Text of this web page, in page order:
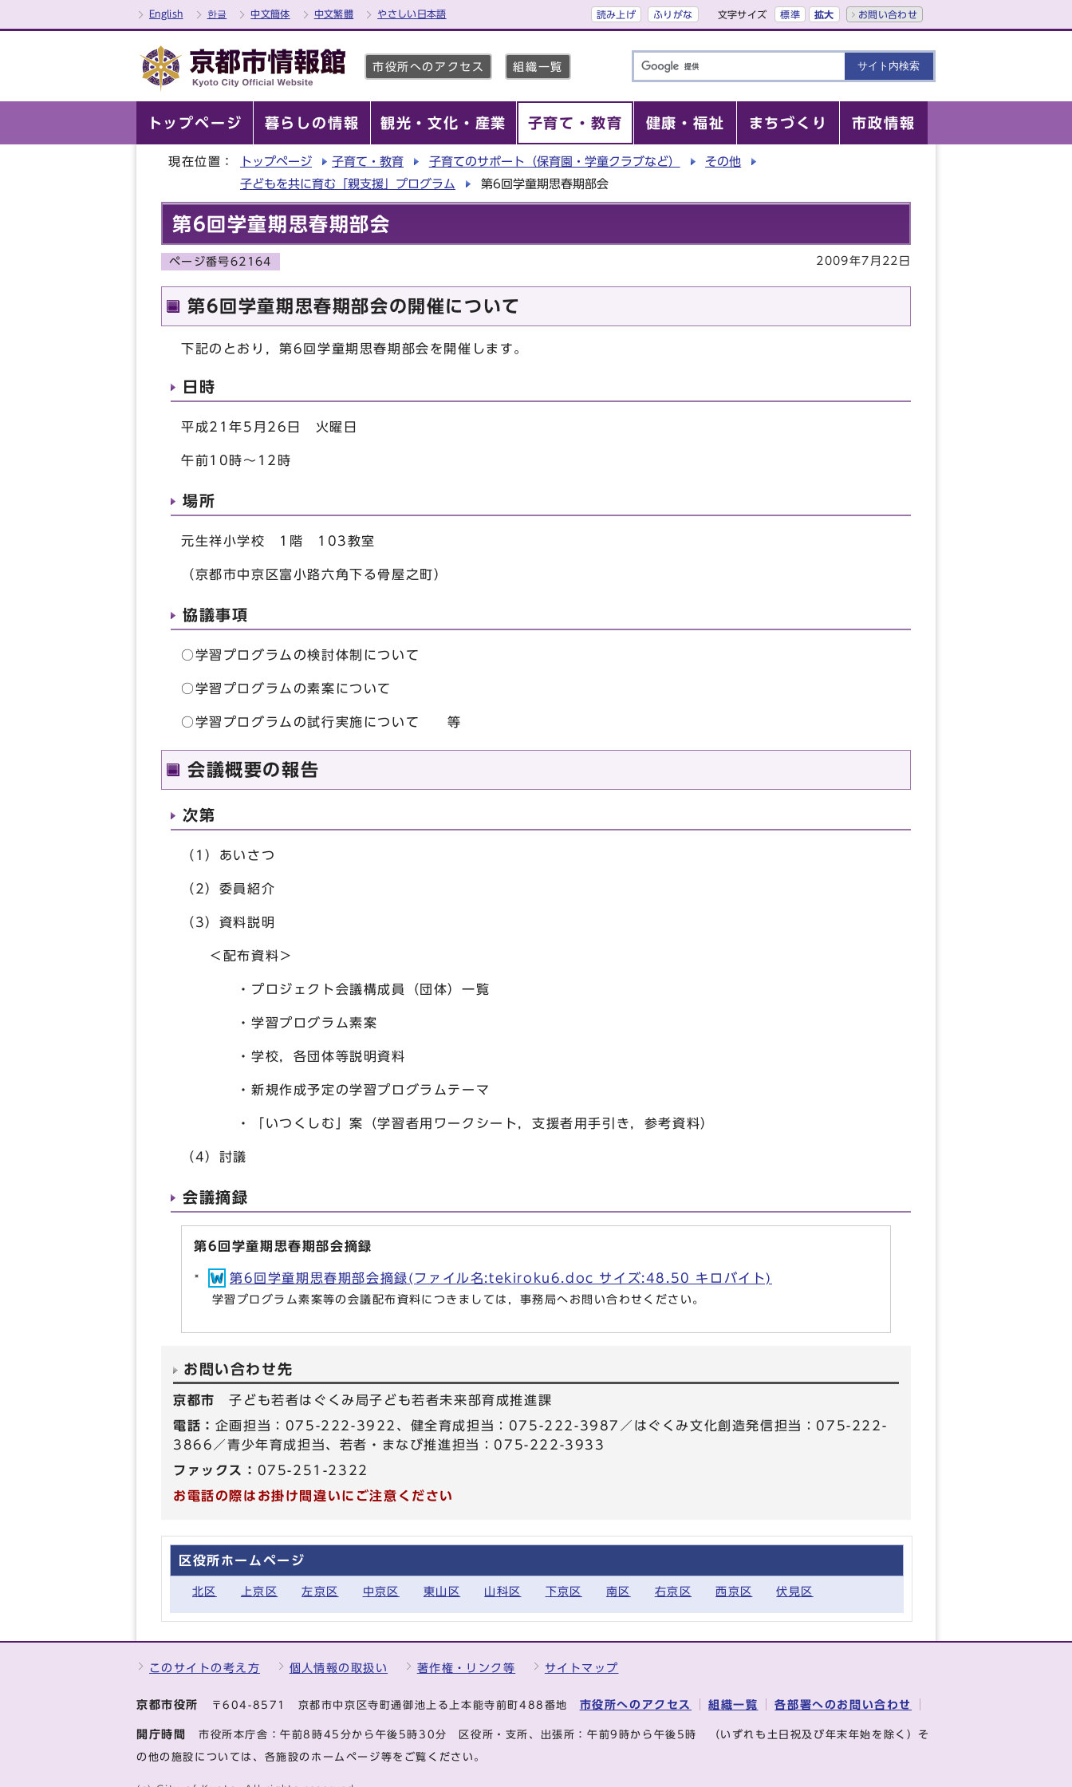
English 한글 中文簡体 中文繁體 やさしい日本語 読み上げ ふりがな 文字サイズ 標準 拡大 お問い合わせ
市役所へのアクセス 組織一覧
トップページ 暮らしの情報 観光・文化・産業 子育て・教育 健康・福祉 まちづくり 市政情報
現在位置： トップページ 子育て・教育 子育てのサポート（保育園・学童クラブなど）
その他
子どもを共に育む「親支援」プログラム
第6回学童期思春期部会
第6回学童期思春期部会
ページ番号62164 2009年7月22日
第6回学童期思春期部会の開催について
下記のとおり，第6回学童期思春期部会を開催します。
日時
平成21年5月26日 火曜日
午前10時～12時
場所
元生祥小学校 1階 103教室
（京都市中京区富小路六角下る骨屋之町）
協議事項
○学習プログラムの検討体制について
○学習プログラムの素案について
○学習プログラムの試行実施について 等
会議概要の報告
次第
（1）あいさつ
（2）委員紹介
（3）資料説明
＜配布資料＞
・プロジェクト会議構成員（団体）一覧
・学習プログラム素案
・学校，各団体等説明資料
・新規作成予定の学習プログラムテーマ
・「いつくしむ」案（学習者用ワークシート，支援者用手引き，参考資料）
（4）討議
会議摘録
第6回学童期思春期部会摘録
第6回学童期思春期部会摘録(ファイル名:tekiroku6.doc サイズ:48.50 キロバイト)
学習プログラム素案等の会議配布資料につきましては，事務局へお問い合わせください。
お問い合わせ先
京都市子ども若者はぐくみ局子ども若者未来部育成推進課
電話： 企画担当：075-222-3922、健全育成担当：075-222-3987／はぐくみ文化創造発信担当：075-222-
3866／青少年育成担当、若者・まなび推進担当：075-222-3933
ファックス： 075-251-2322
お電話の際はお掛け間違いにご注意ください
区役所ホームページ
北区 上京区 左京区 中京区 東山区 山科区 下京区 南区 右京区 西京区 伏見区
このサイトの考え方 個人情報の取扱い 著作権・リンク等 サイトマップ
京都市役所 〒604-8571 京都市中京区寺町通御池上る上本能寺前町488番地 市役所へのアクセス 組織一覧 各部署へのお問い合わせ
開庁時間 市役所本庁舎：午前8時45分から午後5時30分 区役所・支所、出張所：午前9時から午後5時 （いずれも土日祝及び年末年始を除く）そ
の他の施設については、各施設のホームページ等をご覧ください。